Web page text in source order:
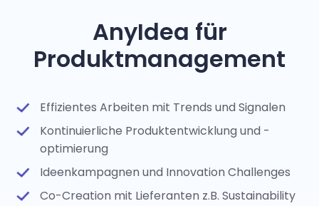
AnyIdea für
Produktmanagement
Effizientes Arbeiten mit Trends und Signalen
Kontinuierliche Produktentwicklung und -
optimierung
Ideenkampagnen und Innovation Challenges
Co-Creation mit Lieferanten z.B. Sustainability